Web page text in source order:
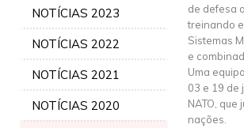
NOTÍCIAS 2023
NOTÍCIAS 2022
NOTÍCIAS 2021
NOTÍCIAS 2020
de defesa
treinando
Sistemas
e
Uma
03 e 19 de
NATO,
nações.